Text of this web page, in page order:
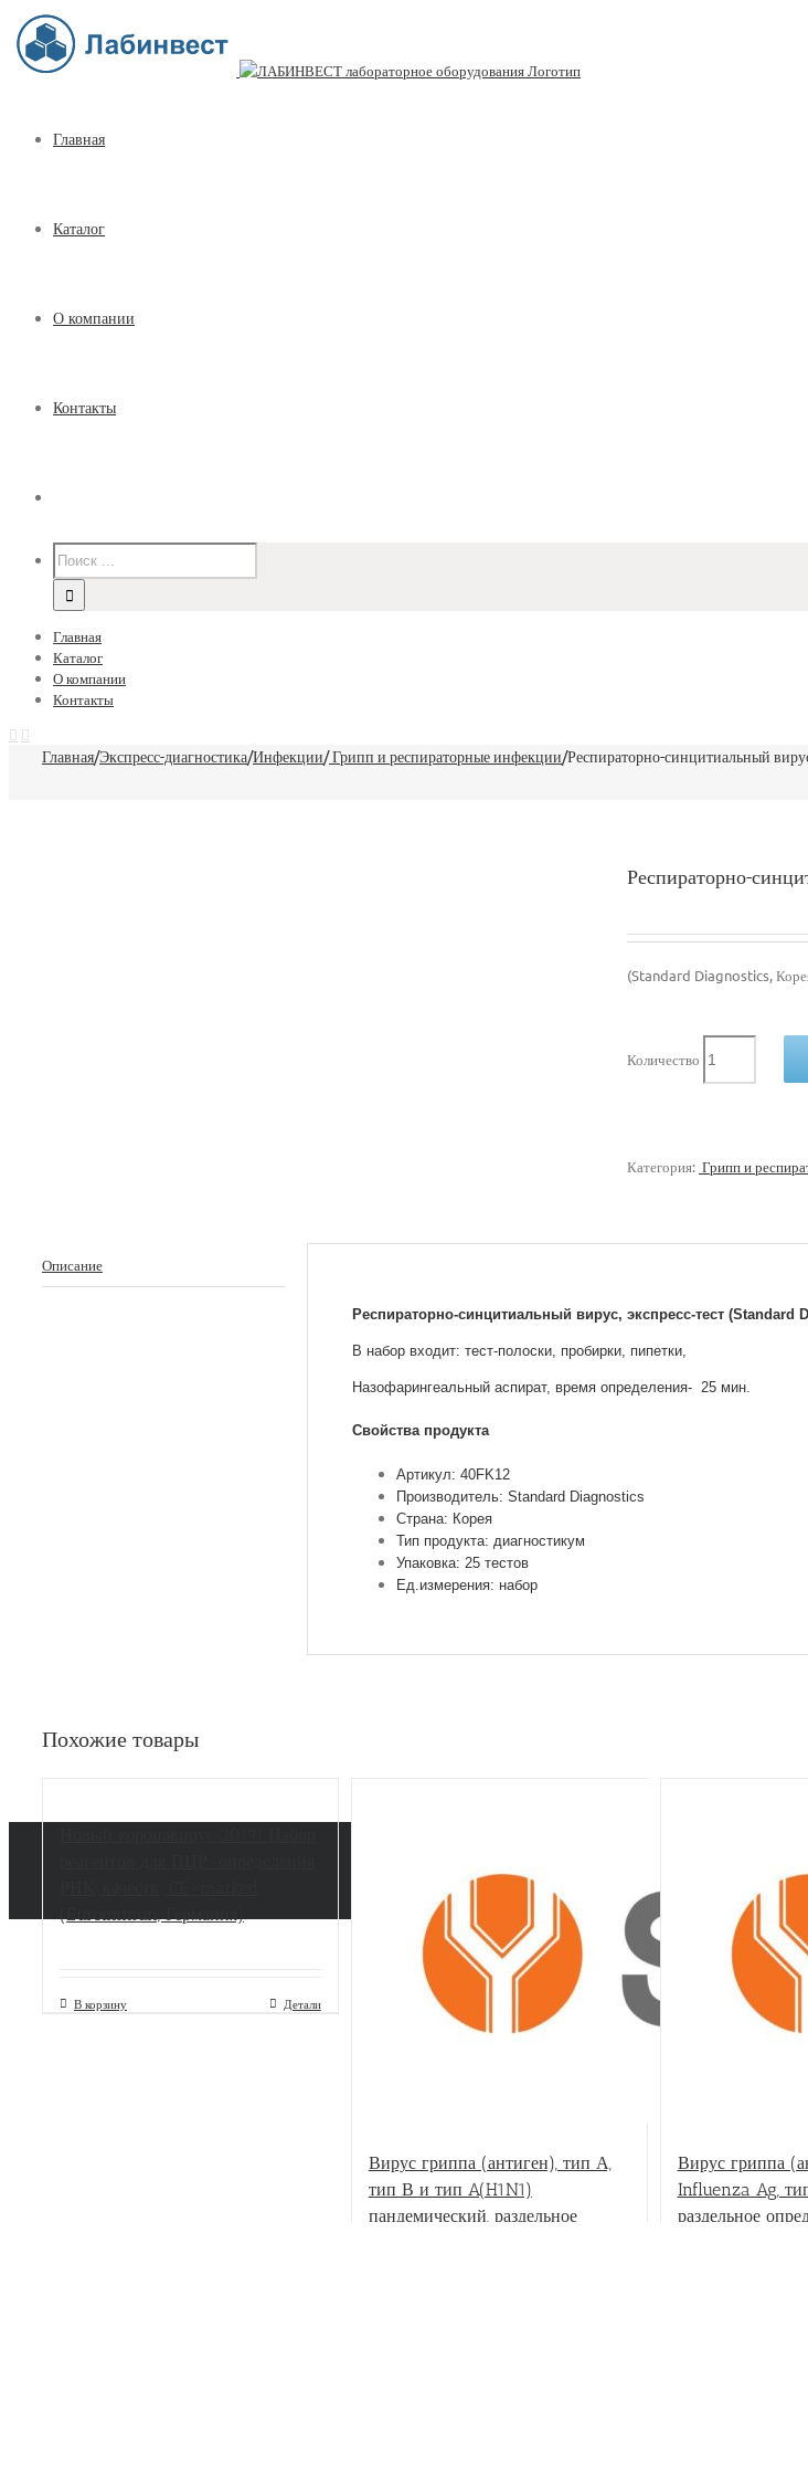
Главная
Каталог
О компании
Контакты
Главная
Каталог
О компании
Контакты
Главная/Экспресс-диагностика/Инфекции/Грипп и респираторные инфекции/Респираторно-синцитиальный
Респираторно-
(Standard Diagnostics,
Количество
Категория: Грипп и
Описание
Респираторно-синцитиальный вирус, экспресс-тест (Standard
В набор входит: тест-полоски, пробирки, пипетки,
Назофарингеальный аспират, время определения- 25 мин.
Свойства продукта
Артикул: 40FK12
Производитель: Standard Diagnostics
Страна: Корея
Тип продукта: диагностикум
Упаковка: 25 тестов
Ед.измерения: набор
Похожие товары
В корзину Детали
Вирус гриппа (антиген), тип А,
тип В и тип A(H1N1)
пандемический, раздельное
Вирус гриппа
Influenza Ag,
раздельное